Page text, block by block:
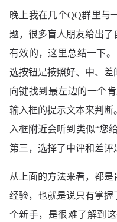
<label
<td class="bad"><input
<input type="hidden"
	<label for="anony59435601311588">匿名评价</label>
<span
晚上我在几个QQ群里与
题，很多盲人朋友给出
有效的，这里总结一下
选按钮是按照好、中、
向键找到最左边的一个
输入框的提示文本来判
入框附近会听到类似“您
第三，选择了中评和差评
从上面的方法来看，都
经验，也就是说只有掌
个新手，是很难了解到